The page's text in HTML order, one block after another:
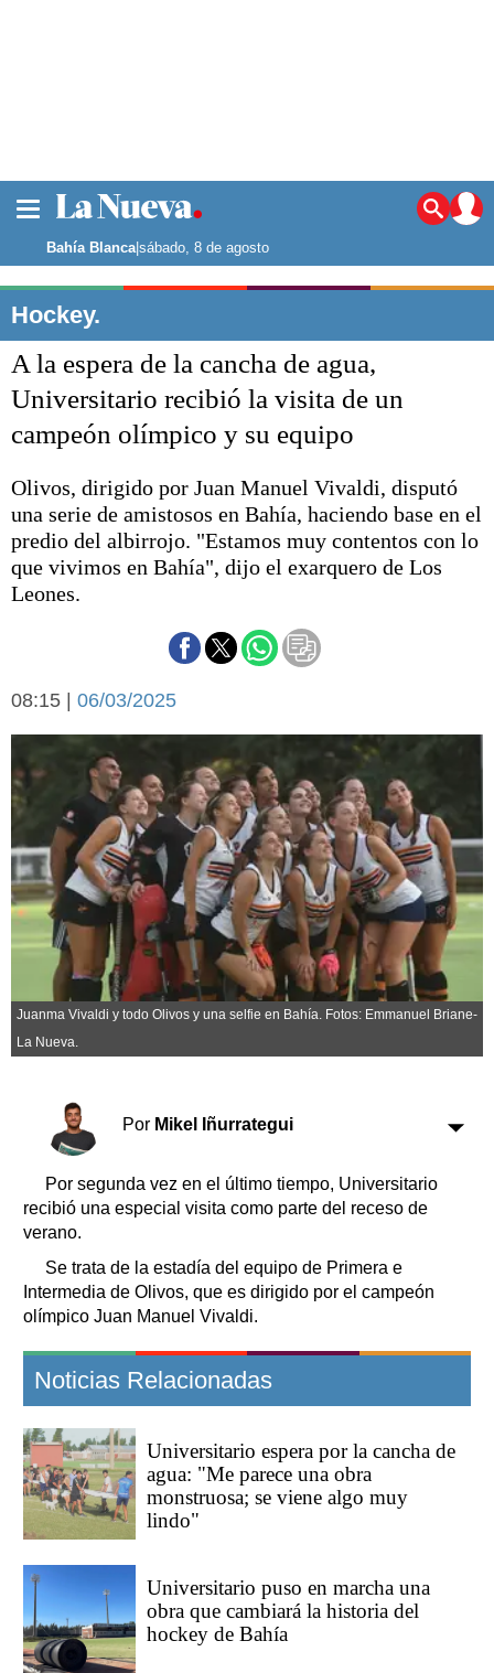
Noticias
La ciudad
Punta Alta
El mundo
Seguridad
Deportes
Escenario Olímpico
Liga del Sur
Básquetbol
Fútbol
Federal A
Arte y cultura
Cines
Economía y campo
Economía y finanzas
Sociedad y tiempo
libre
Tecnología
Turismo
Salud
Es viral
El tiempo
Cartón Lleno
Fúnebres
Clasificados
Suplementos
Servicios
Transportes
Datos Útiles
Fúnebres
Teléfonos de urgencia
Bahía Blanca|sábado, 8 de agosto
Hockey.
A la espera de la cancha de agua,
Universitario recibió la visita de un
campeón olímpico y su equipo
Olivos, dirigido por Juan Manuel Vivaldi, disputó
una serie de amistosos en Bahía, haciendo base en el
predio del albirrojo. "Estamos muy contentos con lo
que vivimos en Bahía", dijo el exarquero de Los
Leones.
08:15 | 06/03/2025
Juanma Vivaldi y todo Olivos y una selfie en Bahía. Fotos: Emmanuel Briane-
La Nueva.
Por Mikel Iñurrategui
Por segunda vez en el último tiempo, Universitario
recibió una especial visita como parte del receso de
verano.
Se trata de la estadía del equipo de Primera e
Intermedia de Olivos, que es dirigido por el campeón
olímpico Juan Manuel Vivaldi.
Noticias Relacionadas
Universitario espera por la cancha de
agua: "Me parece una obra
monstruosa; se viene algo muy
lindo"
Universitario puso en marcha una
obra que cambiará la historia del
hockey de Bahía